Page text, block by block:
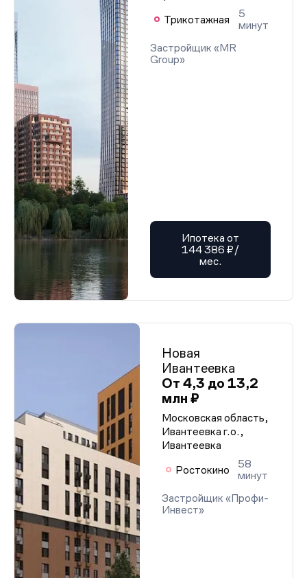
Трикотажная
5
минут
Застройщик «MR
Group»
Ипотека от
144 386 ₽/
мес.
Новая
Ивантеевка
От 4,3 до 13,2
млн ₽
Московская область,
Ивантеевка г.о.,
Ивантеевка
Ростокино
58
минут
Застройщик «Профи-
Инвест»